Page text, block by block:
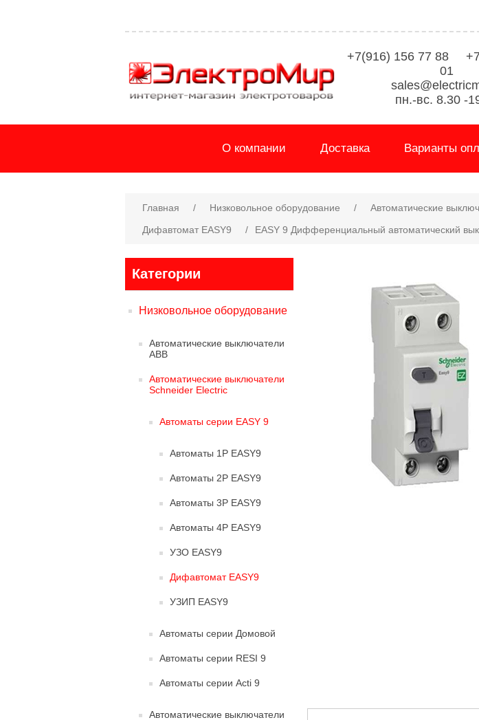
+7(916) 156 77 88
01
пн.-вс. 8.30 -
О компании Доставка Варианты
Главная / Низковольное оборудование / Автоматические
Дифавтомат EASY9
/ EASY 9 Дифференциальный автоматический
Категории
Низковольное оборудование
Автоматические выключатели
ABB
Автоматические выключатели
Schneider Electric
Автоматы серии EASY 9
Автоматы 1Р EASY9
Автоматы 2Р EASY9
Автоматы 3Р EASY9
Автоматы 4Р EASY9
УЗО EASY9
Дифавтомат EASY9
УЗИП EASY9
Автоматы серии Домовой
Автоматы серии RESI 9
Автоматы серии Acti 9
Автоматические выключатели